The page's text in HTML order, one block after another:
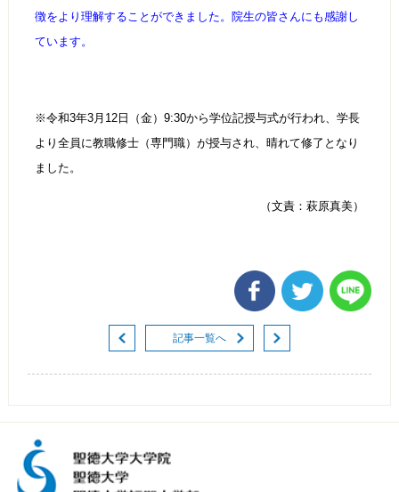
徴をより理解することができました。院生の皆さんにも感謝し
ています。
※令和3年3月12日（金）9:30から学位記授与式が行われ、学長
より全員に教職修士（専門職）が授与され、晴れて修了となり
ました。
（文責：萩原真美）